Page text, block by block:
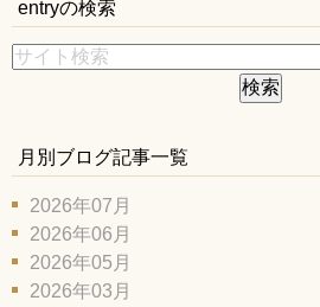
entryの検索
月別ブログ記事一覧
2026年07月
2026年06月
2026年05月
2026年03月